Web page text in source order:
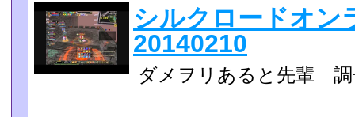
シルクロードオ
20140210
ダメヲリあると先輩 調